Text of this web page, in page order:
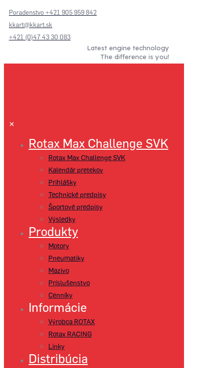
Poradenstvo +421 905 959 842
kkart@kkart.sk
+421 (0)47 43 30 083
Latest engine technology
The difference is you!
✕
Rotax Max Challenge SVK
Rotax Max Challenge SVK
Kalendár pretekov
Prihlášky
Technické predpisy
Športové predpisy
Výsledky
Produkty
Motory
Pneumatiky
Mazivo
Príslušenstvo
Cenníky
Informácie
Výrobca ROTAX
Rotax RACING
Linky
Distribúcia